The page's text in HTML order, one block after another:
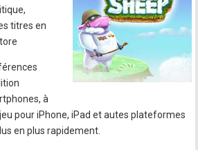
titres en
à
pour iPhone, iPad et autes plateformes
en plus rapidement.